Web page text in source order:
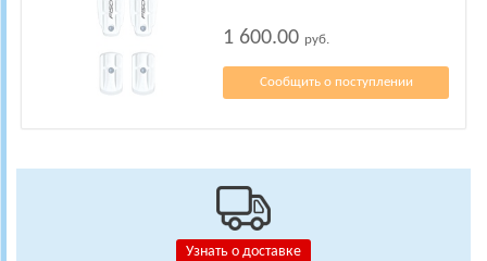
Узнать о доставке
1 600.00 руб.
Сообщить о поступлении